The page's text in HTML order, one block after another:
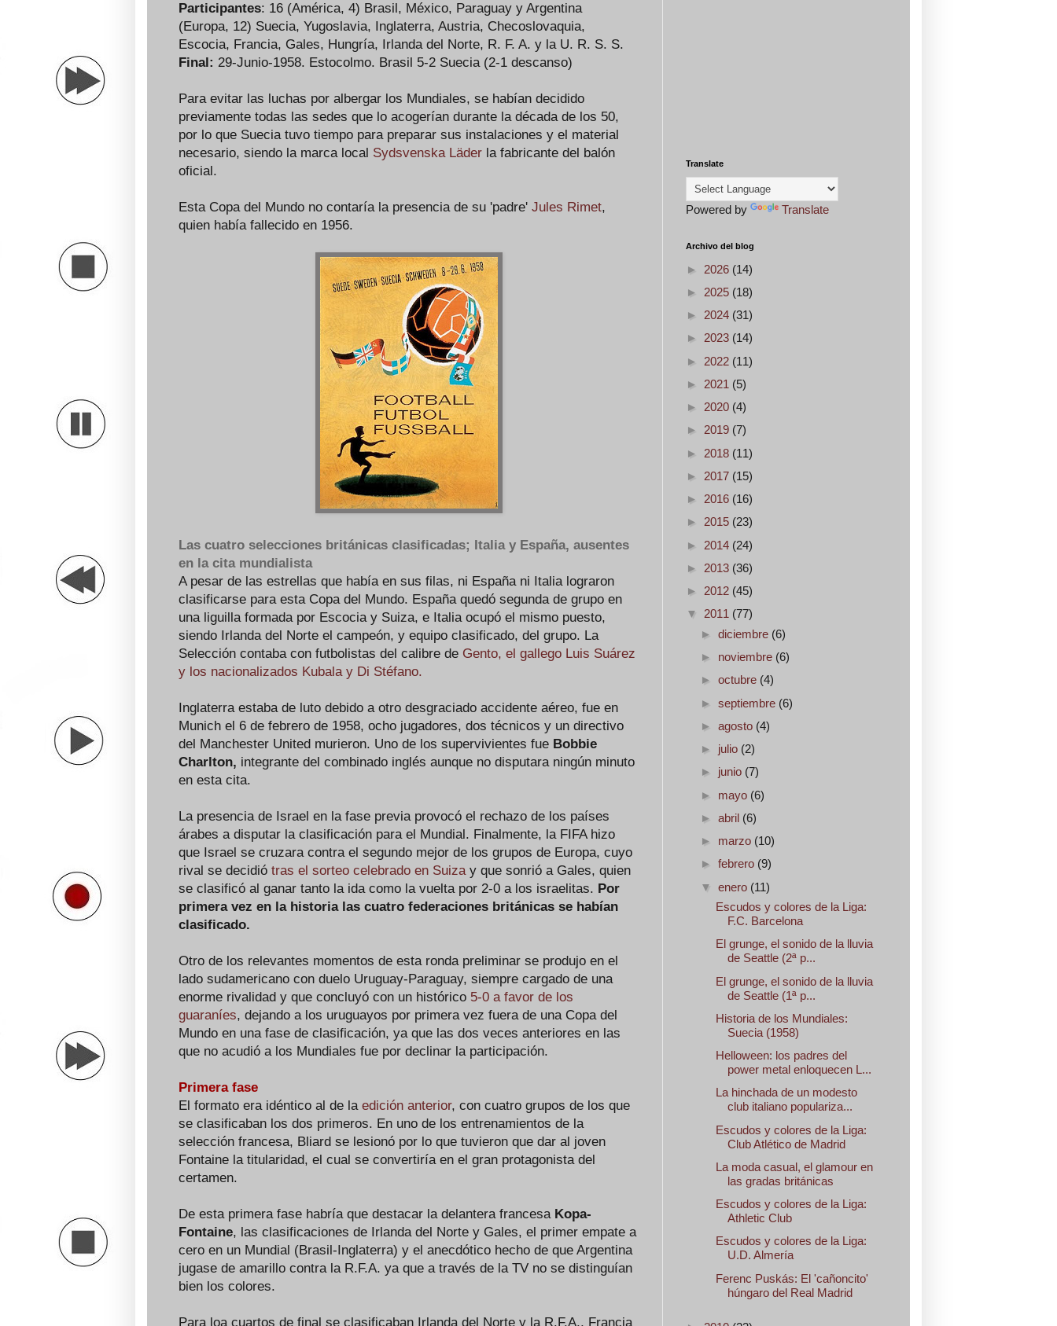
Participantes: 16 (América, 4) Brasil, México, Paraguay y Argentina
(Europa, 12) Suecia, Yugoslavia, Inglaterra, Austria, Checoslovaquia,
Escocia, Francia, Gales, Hungría, Irlanda del Norte, R. F. A. y la U. R. S. S.
Final: 29-Junio-1958. Estocolmo. Brasil 5-2 Suecia (2-1 descanso)
Para evitar las luchas por albergar los Mundiales, se habían decidido
previamente todas las sedes que lo acogerían durante la década de los 50,
por lo que Suecia tuvo tiempo para preparar sus instalaciones y el material
necesario, siendo la marca local Sydsvenska Läder la fabricante del balón
oficial.
Esta Copa del Mundo no contaría la presencia de su 'padre' Jules Rimet,
quien había fallecido en 1956.
Las cuatro selecciones británicas clasificadas; Italia y España, ausentes
en la cita mundialista
A pesar de las estrellas que había en sus filas, ni España ni Italia lograron
clasificarse para esta Copa del Mundo. España quedó segunda de grupo en
una liguilla formada por Escocia y Suiza, e Italia ocupó el mismo puesto,
siendo Irlanda del Norte el campeón, y equipo clasificado, del grupo. La
Selección contaba con futbolistas del calibre de Gento, el gallego Luis Suárez
y los nacionalizados Kubala y Di Stéfano.
Inglaterra estaba de luto debido a otro desgraciado accidente aéreo, fue en
Munich el 6 de febrero de 1958, ocho jugadores, dos técnicos y un directivo
del Manchester United murieron. Uno de los supervivientes fue Bobbie
Charlton, integrante del combinado inglés aunque no disputara ningún minuto
en esta cita.
La presencia de Israel en la fase previa provocó el rechazo de los países
árabes a disputar la clasificación para el Mundial. Finalmente, la FIFA hizo
que Israel se cruzara contra el segundo mejor de los grupos de Europa, cuyo
rival se decidió tras el sorteo celebrado en Suiza y que sonrió a Gales, quien
se clasificó al ganar tanto la ida como la vuelta por 2-0 a los israelitas. Por
primera vez en la historia las cuatro federaciones británicas se habían
clasificado.
Otro de los relevantes momentos de esta ronda preliminar se produjo en el
lado sudamericano con duelo Uruguay-Paraguay, siempre cargado de una
enorme rivalidad y que concluyó con un histórico 5-0 a favor de los
guaraníes, dejando a los uruguayos por primera vez fuera de una Copa del
Mundo en una fase de clasificación, ya que las dos veces anteriores en las
que no acudió a los Mundiales fue por declinar la participación.
Primera fase
El formato era idéntico al de la edición anterior, con cuatro grupos de los que
se clasificaban los dos primeros. En uno de los entrenamientos de la
selección francesa, Bliard se lesionó por lo que tuvieron que dar al joven
Fontaine la titularidad, el cual se convertiría en el gran protagonista del
certamen.
De esta primera fase habría que destacar la delantera francesa Kopa-
Fontaine, las clasificaciones de Irlanda del Norte y Gales, el primer empate a
cero en un Mundial (Brasil-Inglaterra) y el anecdótico hecho de que Argentina
jugase de amarillo contra la R.F.A. ya que a través de la TV no se distinguían
bien los colores.
Para loa cuartos de final se clasificaban Irlanda del Norte y la R.F.A., Francia
Translate
Powered by Translate
Archivo del blog
► 2026 (14)
► 2025 (18)
► 2024 (31)
► 2023 (14)
► 2022 (11)
► 2021 (5)
► 2020 (4)
► 2019 (7)
► 2018 (11)
► 2017 (15)
► 2016 (16)
► 2015 (23)
► 2014 (24)
► 2013 (36)
► 2012 (45)
▼ 2011 (77)
► diciembre (6)
► noviembre (6)
► octubre (4)
► septiembre (6)
► agosto (4)
► julio (2)
► junio (7)
► mayo (6)
► abril (6)
► marzo (10)
► febrero (9)
▼ enero (11)
Escudos y colores de la Liga:
F.C. Barcelona
El grunge, el sonido de la lluvia
de Seattle (2ª p...
El grunge, el sonido de la lluvia
de Seattle (1ª p...
Historia de los Mundiales:
Suecia (1958)
Helloween: los padres del
power metal enloquecen L...
La hinchada de un modesto
club italiano populariza...
Escudos y colores de la Liga:
Club Atlético de Madrid
La moda casual, el glamour en
las gradas británicas
Escudos y colores de la Liga:
Athletic Club
Escudos y colores de la Liga:
U.D. Almería
Ferenc Puskás: El 'cañoncito'
húngaro del Real Madrid